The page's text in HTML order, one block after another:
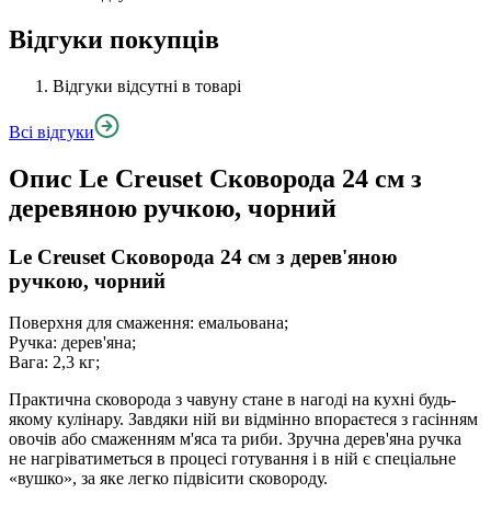
Відгуки покупців
Відгуки відсутні в товарі
Всі відгуки
Опис Le Creuset Сковорода 24 см з
деревяною ручкою, чорний
Le Creuset Сковорода 24 см з дерев'яною
ручкою, чорний
Поверхня для смаження: емальована;
Ручка: дерев'яна;
Вага: 2,3 кг;
Практична сковорода з чавуну стане в нагоді на кухні будь-
якому кулінару. Завдяки ній ви відмінно впораєтеся з гасінням
овочів або смаженням м'яса та риби. Зручна дерев'яна ручка
не нагріватиметься в процесі готування і в ній є спеціальне
«вушко», за яке легко підвісити сковороду.